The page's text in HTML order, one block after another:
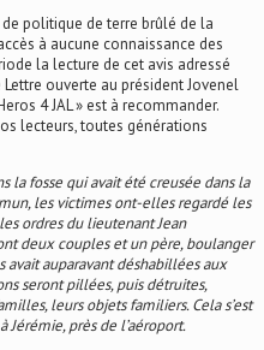
politique de terre brûlé de la
à aucune connaissance des
la lecture de cet avis adressé
ouverte au président Jovenel
4 JAL » est à recommander.
lecteurs, toutes générations
la fosse qui avait été creusée dans la
les victimes ont-elles regardé les
ordres du lieutenant Jean
deux couples et un père, boulanger
avait auparavant déshabillées aux
seront pillées, puis détruites,
leurs objets familiers. Cela s’est
Jérémie, près de l’aéroport.